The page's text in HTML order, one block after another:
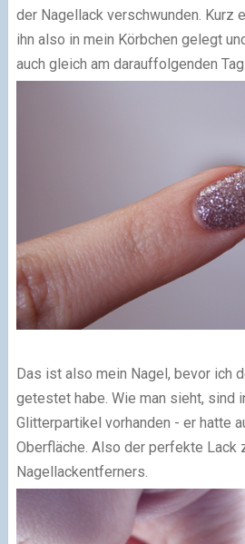
der Nagellack verschwunden. Kurz
ihn also in mein Körbchen gelegt
auch gleich am darauffolgenden
Das ist also mein Nagel, bevor ich
getestet habe. Wie man sieht, sind
Glitterpartikel vorhanden - er hatte
Oberfläche. Also der perfekte Lack
Nagellackentferners.